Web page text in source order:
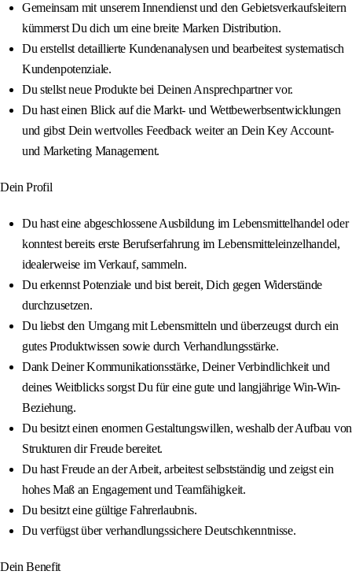
Gemeinsam mit unserem Innendienst und den Gebietsverkaufsleitern
kümmerst Du dich um eine breite Marken Distribution.
Du erstellst detaillierte Kundenanalysen und bearbeitest systematisch
Kundenpotenziale.
Du stellst neue Produkte bei Deinen Ansprechpartner vor.
Du hast einen Blick auf die Markt- und Wettbewerbsentwicklungen
und gibst Dein wertvolles Feedback weiter an Dein Key Account-
und Marketing Management.
Dein Profil
Du hast eine abgeschlossene Ausbildung im Lebensmittelhandel oder
konntest bereits erste Berufserfahrung im Lebensmitteleinzelhandel,
idealerweise im Verkauf, sammeln.
Du erkennst Potenziale und bist bereit, Dich gegen Widerstände
durchzusetzen.
Du liebst den Umgang mit Lebensmitteln und überzeugst durch ein
gutes Produktwissen sowie durch Verhandlungsstärke.
Dank Deiner Kommunikationsstärke, Deiner Verbindlichkeit und
deines Weitblicks sorgst Du für eine gute und langjährige Win-Win-
Beziehung.
Du besitzt einen enormen Gestaltungswillen, weshalb der Aufbau von
Strukturen dir Freude bereitet.
Du hast Freude an der Arbeit, arbeitest selbstständig und zeigst ein
hohes Maß an Engagement und Teamfähigkeit.
Du besitzt eine gültige Fahrerlaubnis.
Du verfügst über verhandlungssichere Deutschkenntnisse.
Dein Benefit